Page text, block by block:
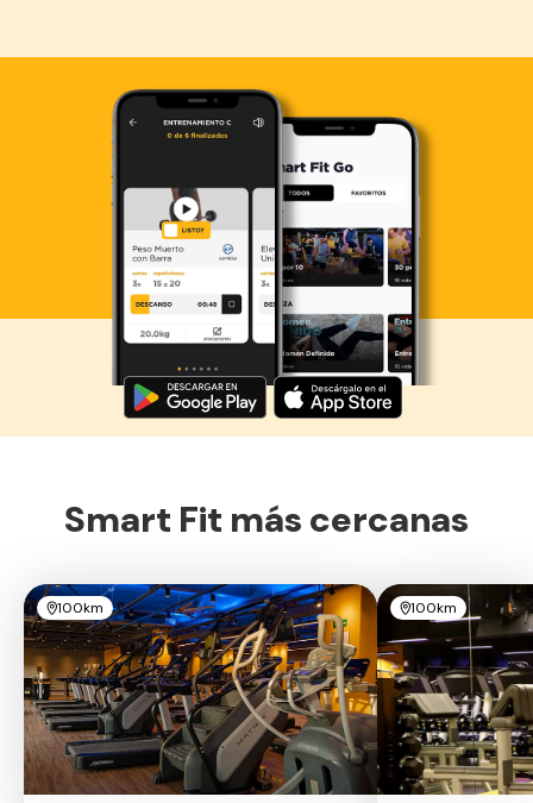
Descarga ahora lo Smart Fit App
Smart Fit más cercanas
100km 100km